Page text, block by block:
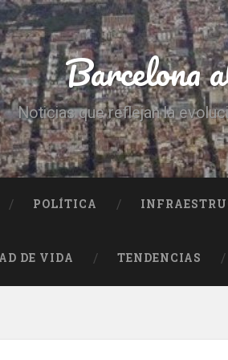
Barcelona
Noticias que reflejan la
POLÍTICA
DE VIDA TENDENCIAS